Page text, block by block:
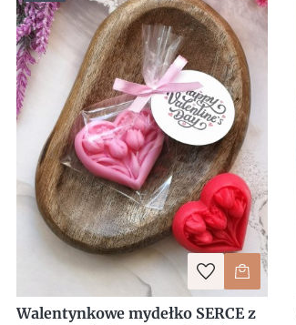
Walentynkowe mydełko SERCE z